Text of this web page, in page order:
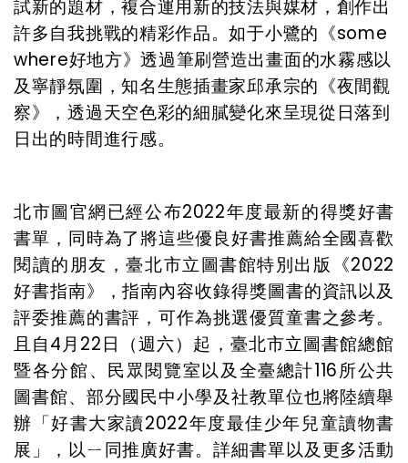
試新的題材，複合運用新的技法與媒材，創作出
許多自我挑戰的精彩作品。如于小鷺的《some
where好地方》透過筆刷營造出畫面的水霧感以
及寧靜氛圍，知名生態插畫家邱承宗的《夜間觀
察》，透過天空色彩的細膩變化來呈現從日落到
日出的時間進行感。
北市圖官網已經公布2022年度最新的得獎好書
書單，同時為了將這些優良好書推薦給全國喜歡
閱讀的朋友，臺北市立圖書館特別出版《2022
好書指南》，指南內容收錄得獎圖書的資訊以及
評委推薦的書評，可作為挑選優質童書之參考。
且自4月22日（週六）起，臺北市立圖書館總館
暨各分館、民眾閱覽室以及全臺總計116所公共
圖書館、部分國民中小學及社教單位也將陸續舉
辦「好書大家讀2022年度最佳少年兒童讀物書
展」，以ㄧ同推廣好書。詳細書單以及更多活動